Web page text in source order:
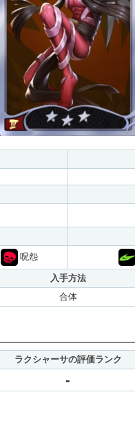
呪怨
入手方法
合体
ラクシャーサの評価ランク
-